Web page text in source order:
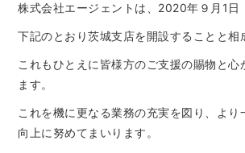
株式会社エージェントは、2020年９月1日
下記のとおり茨城支店を開設することと相
これもひとえに皆様方のご支援の賜物と心
ます。
これを機に更なる業務の充実を図り、より
向上に努めてまいります。